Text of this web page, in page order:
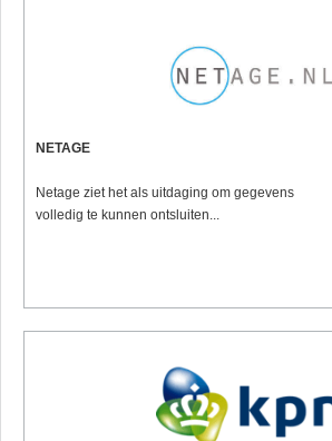
NETAGE
Netage ziet het als uitdaging om gegevens
volledig te kunnen ontsluiten...